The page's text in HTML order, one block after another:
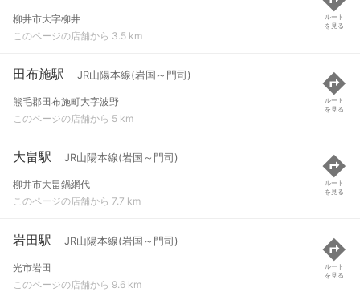
柳井市大字柳井
このページの店舗から 3.5 km
ルート
を見る
田布施駅 JR山陽本線(岩国～門司)
熊毛郡田布施町大字波野
このページの店舗から 5 km
ルート
を見る
大畠駅 JR山陽本線(岩国～門司)
柳井市大畠鍋網代
このページの店舗から 7.7 km
ルート
を見る
岩田駅 JR山陽本線(岩国～門司)
光市岩田
このページの店舗から 9.6 km
ルート
を見る